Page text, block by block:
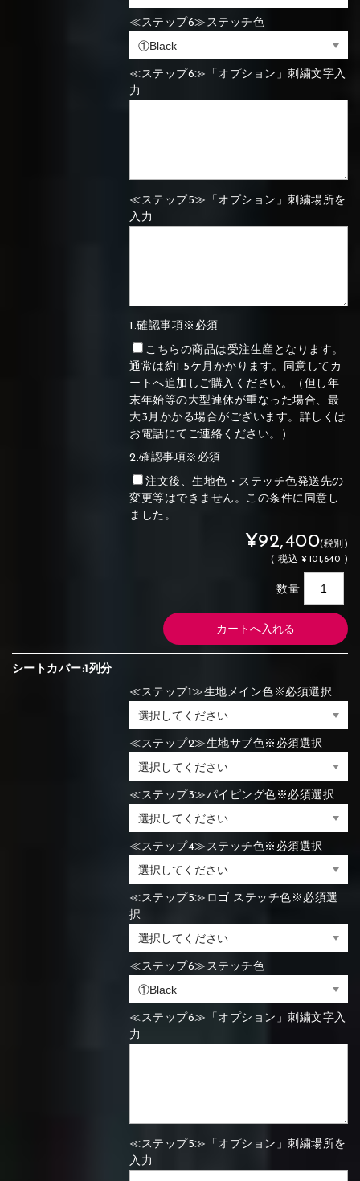
⑳Purple ㉑Violet
⑳Purple
≪ステップ6≫ステッチ色
≪ステップ6≫「オプション」刺繍文字入
力
≪ステップ5≫「オプション」刺繍場所を
入力
1.確認事項※必須
こちらの商品は受注生産となります。
通常は約1.5ケ月かかります。同意してカ
ートへ追加しご購入ください。（但し年
末年始等の大型連休が重なった場合、最
大3月かかる場合がございます。詳しくは
お電話にてご連絡ください。）
2.確認事項※必須
注文後、生地色・ステッチ色発送先の
変更等はできません。この条件に同意し
ました。
¥92,400(税別)
(税込 ¥101,640 )
数量
シートカバー:1列分
≪ステップ1≫生地メイン色※必須選択
≪ステップ2≫生地サブ色※必須選択
≪ステップ3≫パイピング色※必須選択
≪ステップ4≫ステッチ色※必須選択
≪ステップ5≫ロゴ ステッチ色※必須選
択
≪ステップ6≫ステッチ色
≪ステップ6≫「オプション」刺繍文字入
力
≪ステップ5≫「オプション」刺繍場所を
入力